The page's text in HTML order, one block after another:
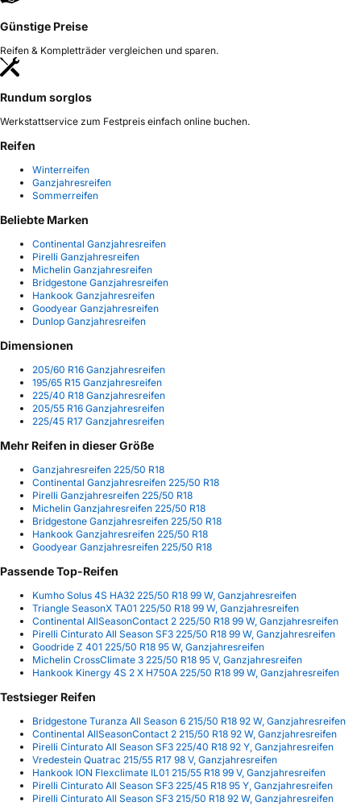
Günstige Preise
Reifen & Kompletträder vergleichen und sparen.
Rundum sorglos
Werkstattservice zum Festpreis einfach online buchen.
Reifen
Winterreifen
Ganzjahresreifen
Sommerreifen
Beliebte Marken
Continental Ganzjahresreifen
Pirelli Ganzjahresreifen
Michelin Ganzjahresreifen
Bridgestone Ganzjahresreifen
Hankook Ganzjahresreifen
Goodyear Ganzjahresreifen
Dunlop Ganzjahresreifen
Dimensionen
205/60 R16 Ganzjahresreifen
195/65 R15 Ganzjahresreifen
225/40 R18 Ganzjahresreifen
205/55 R16 Ganzjahresreifen
225/45 R17 Ganzjahresreifen
Mehr Reifen in dieser Größe
Ganzjahresreifen 225/50 R18
Continental Ganzjahresreifen 225/50 R18
Pirelli Ganzjahresreifen 225/50 R18
Michelin Ganzjahresreifen 225/50 R18
Bridgestone Ganzjahresreifen 225/50 R18
Hankook Ganzjahresreifen 225/50 R18
Goodyear Ganzjahresreifen 225/50 R18
Passende Top-Reifen
Kumho Solus 4S HA32 225/50 R18 99 W, Ganzjahresreifen
Triangle SeasonX TA01 225/50 R18 99 W, Ganzjahresreifen
Continental AllSeasonContact 2 225/50 R18 99 W, Ganzjahresreifen
Pirelli Cinturato All Season SF3 225/50 R18 99 W, Ganzjahresreifen
Goodride Z 401 225/50 R18 95 W, Ganzjahresreifen
Michelin CrossClimate 3 225/50 R18 95 V, Ganzjahresreifen
Hankook Kinergy 4S 2 X H750A 225/50 R18 99 W, Ganzjahresreifen
Testsieger Reifen
Bridgestone Turanza All Season 6 215/50 R18 92 W, Ganzjahresreifen
Continental AllSeasonContact 2 215/50 R18 92 W, Ganzjahresreifen
Pirelli Cinturato All Season SF3 225/40 R18 92 Y, Ganzjahresreifen
Vredestein Quatrac 215/55 R17 98 V, Ganzjahresreifen
Hankook ION Flexclimate IL01 215/55 R18 99 V, Ganzjahresreifen
Pirelli Cinturato All Season SF3 225/45 R18 95 Y, Ganzjahresreifen
Pirelli Cinturato All Season SF3 215/50 R18 92 W, Ganzjahresreifen